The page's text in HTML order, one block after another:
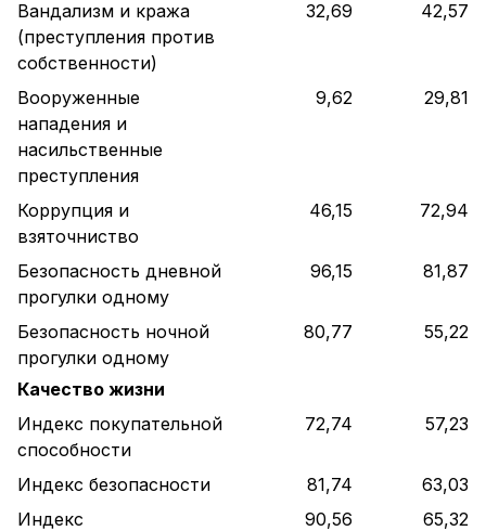
Вандализм и кража
(преступления против
собственности)
32,69 42,57
Вооруженные
нападения и
насильственные
преступления
9,62 29,81
Коррупция и
взяточниство
46,15 72,94
Безопасность дневной
прогулки одному
96,15 81,87
Безопасность ночной
прогулки одному
80,77 55,22
Качество жизни
Индекс покупательной
способности
72,74 57,23
Индекс безопасности 81,74
63,03
Индекс
90,56 65,32